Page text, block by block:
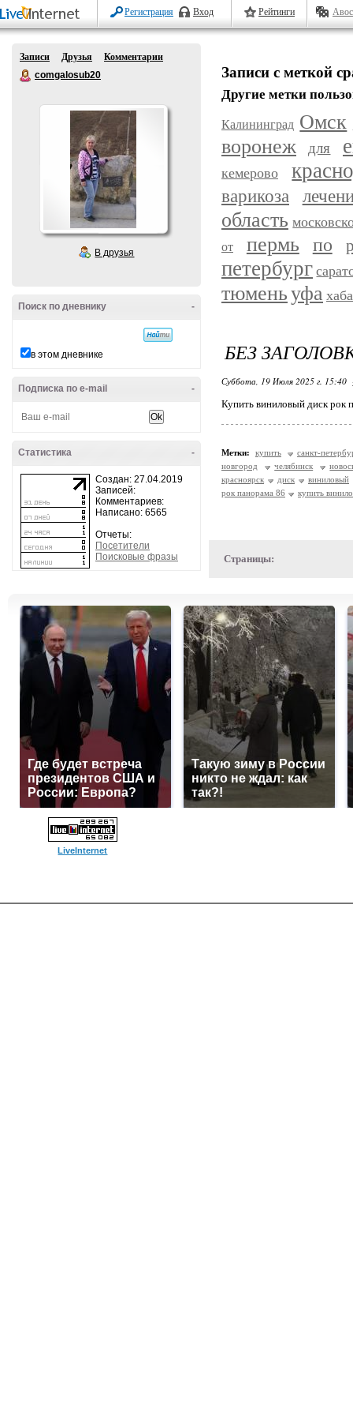
Регистрация Вход Рейтинги
Записи Друзья
Комментарии
comgalosub20
В друзья
-
Поиск по дневнику
в этом дневнике
-
Подписка по e-mail
-
Статистика
Создан: 27.04.2019
Записей:
Комментариев:
Написано: 6565
Отчеты:
Посетители
Поисковые фразы
Записи с меткой
Другие метки
Калининград Омск
воронеж для
кемерово
варикоза
область
от пермь по
петербург
тюменьуфа
БЕЗ
Суббота, 19 Июля 2025 г. 15:40
Купить виниловый диск рок
Метки: купить
санкт-
новгород
челябинск
красноярск
диск
виниловый
рок панорама 86
купить
Страницы:
Где будет встреча
президентов США и
России: Европа?
Такую зиму в России
никто не ждал: как
так?!
LiveInternet